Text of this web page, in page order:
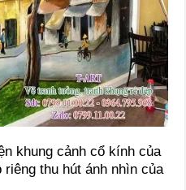
khung cảnh cổ kính của
thu hút ánh nhìn của